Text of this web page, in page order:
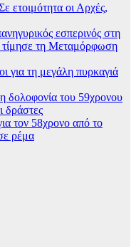
ετοιμότητα οι Αρχές,
εσπερινός στη
τη Μεταμόρφωση
για τη μεγάλη πυρκαγιά
δολοφονία του 59χρονου
δράστες
τον 58χρονο από το
ρέμα